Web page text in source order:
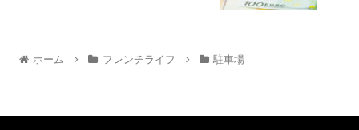
ホーム フレンチライフ 駐車場